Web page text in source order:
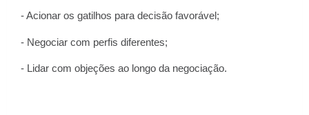
- Acionar os gatilhos para decisão favorável;
- Negociar com perfis diferentes;
- Lidar com objeções ao longo da negociação.